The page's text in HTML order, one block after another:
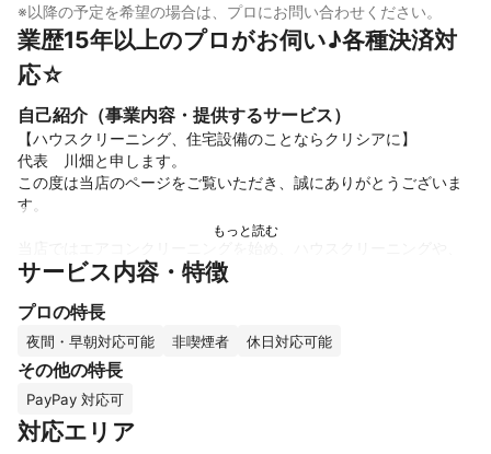
※以降の予定を希望の場合は、プロにお問い合わせください。
業歴15年以上のプロがお伺い♪各種決済対
応☆
自己紹介（事業内容・提供するサービス）
【ハウスクリーニング、住宅設備のことならクリシアに】
代表　川畑と申します。
この度は当店のページをご覧いただき、誠にありがとうございま
す。
住宅設備などのメンテナンスをメインに
私たちで解決できることならと
精一杯作業させて頂き15年以上となりました。
大阪を中心にお一人暮らしの方からご家族、ご高齢のご夫婦様、
クリニック、施設、不動産、店舗オーナー様まで
幅広いお客様にご支持、ご依頼いただいております。
サービス内容・特徴
プロの特長
夜間・早朝対応可能 非喫煙者 休日対応可能
その他の特長
PayPay 対応可
対応エリア